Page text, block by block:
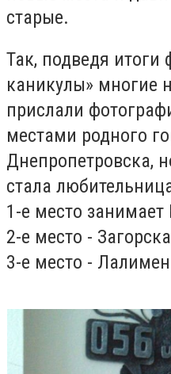
старые.
Так, подведя итоги
каникулы» многие
прислали
местами родного
Днепропетровска,
стала
1-е место
2-е место -
3-е место -